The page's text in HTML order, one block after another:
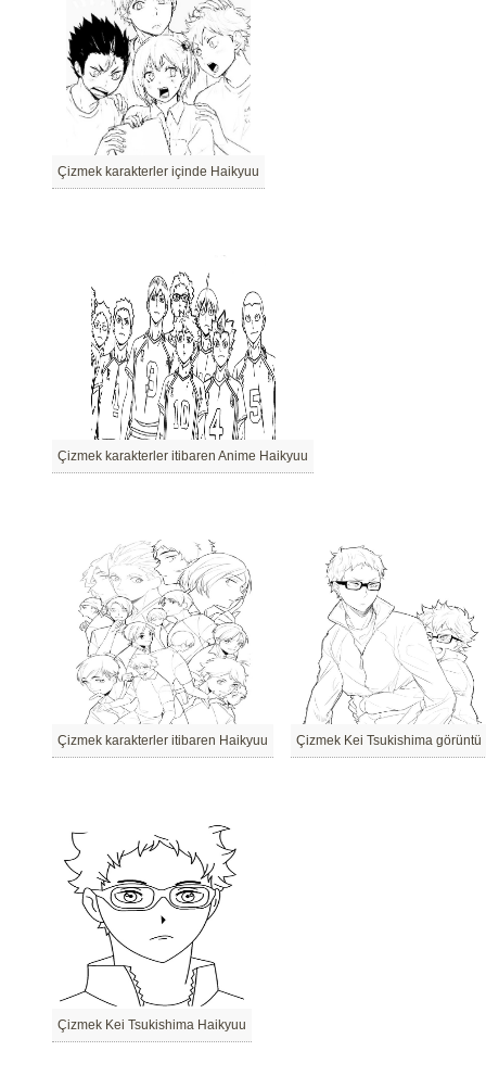
Çizmek karakterler içinde Haikyuu
Çizmek karakterler itibaren Anime Haikyuu
Çizmek karakterler itibaren Haikyuu Çizmek Kei Tsukishima görüntü
Çizmek Kei Tsukishima Haikyuu